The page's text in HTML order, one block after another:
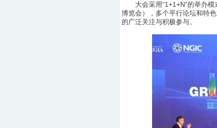
大会采用“1+1+N”的举办模
博览会），多个平行论坛和特
的广泛关注与积极参与。